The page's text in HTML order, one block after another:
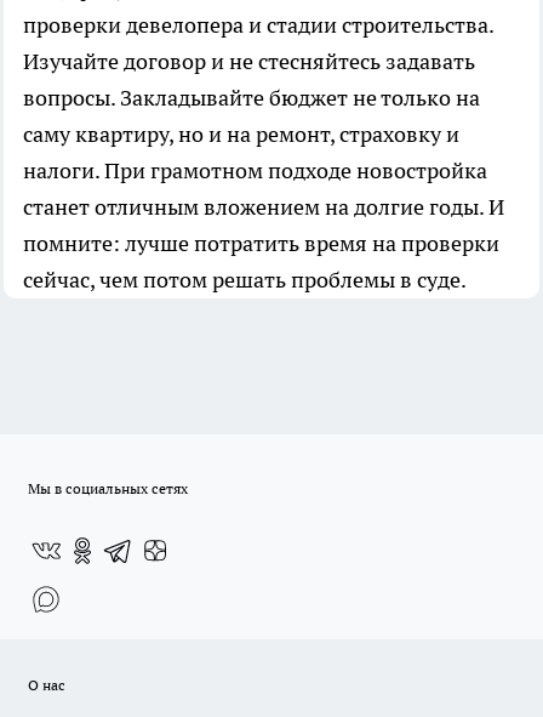
проверки девелопера и стадии строительства.
Изучайте договор и не стесняйтесь задавать
вопросы. Закладывайте бюджет не только на
саму квартиру, но и на ремонт, страховку и
налоги. При грамотном подходе новостройка
станет отличным вложением на долгие годы. И
помните: лучше потратить время на проверки
сейчас, чем потом решать проблемы в суде.
Мы в социальных сетях
О нас